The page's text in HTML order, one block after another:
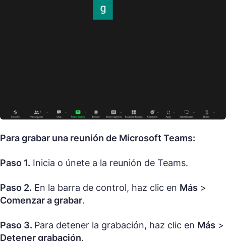
Para grabar una reunión de Microsoft Teams:
Paso 1. Inicia o únete a la reunión de Teams.
Paso 2. En la barra de control, haz clic en Más >
Comenzar a grabar.
Paso 3. Para detener la grabación, haz clic en Más >
Detener grabación.